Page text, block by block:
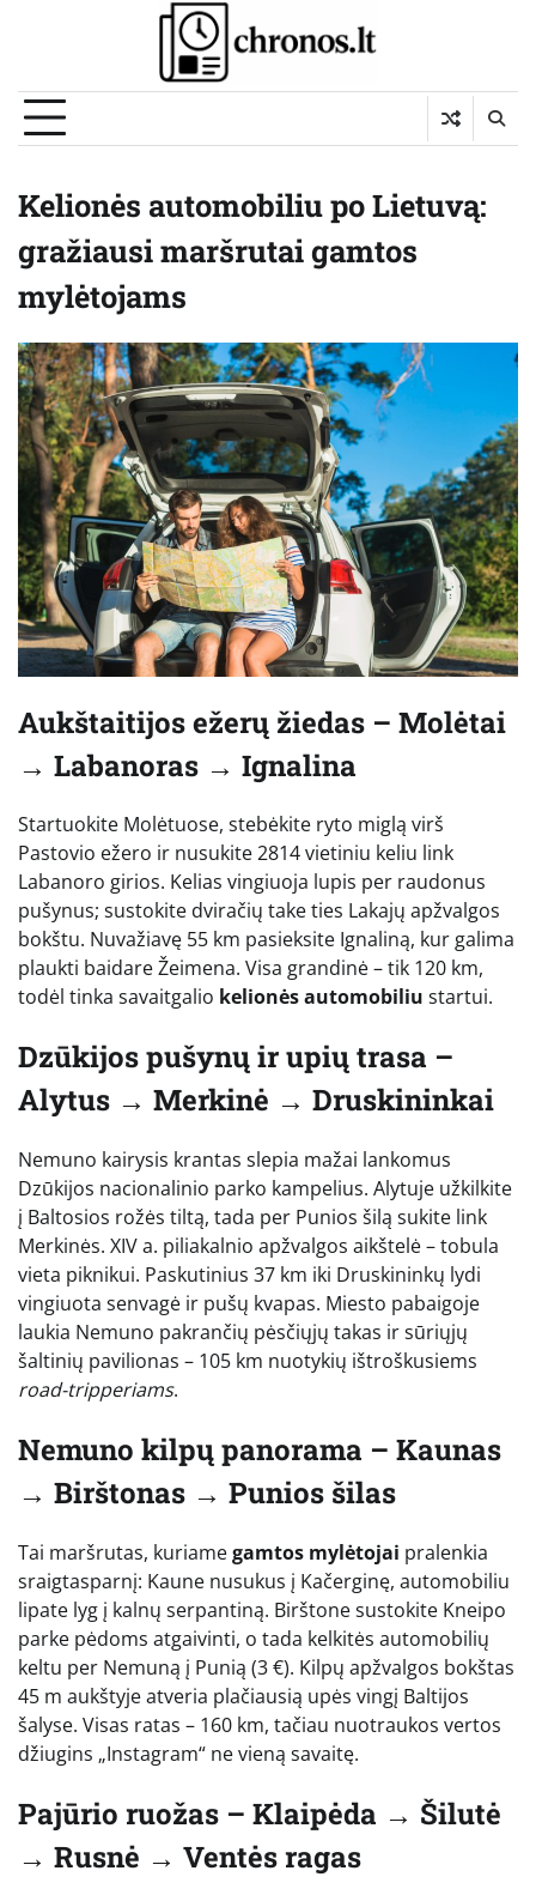
Kelionės automobiliu po Lietuvą:
gražiausi maršrutai gamtos
mylėtojams
Aukštaitijos ežerų žiedas – Molėtai
→ Labanoras → Ignalina
Startuokite Molėtuose, stebėkite ryto miglą virš
Pastovio ežero ir nusukite 2814 vietiniu keliu link
Labanoro girios. Kelias vingiuoja lupis per raudonus
pušynus; sustokite dviračių take ties Lakajų apžvalgos
bokštu. Nuvažiavę 55 km pasieksite Ignaliną, kur galima
plaukti baidare Žeimena. Visa grandinė – tik 120 km,
todėl tinka savaitgalio kelionės automobiliu startui.
Dzūkijos pušynų ir upių trasa –
Alytus → Merkinė → Druskininkai
Nemuno kairysis krantas slepia mažai lankomus
Dzūkijos nacionalinio parko kampelius. Alytuje užkilkite
į Baltosios rožės tiltą, tada per Punios šilą sukite link
Merkinės. XIV a. piliakalnio apžvalgos aikštelė – tobula
vieta piknikui. Paskutinius 37 km iki Druskininkų lydi
vingiuota senvagė ir pušų kvapas. Miesto pabaigoje
laukia Nemuno pakrančių pėsčiųjų takas ir sūriųjų
šaltinių pavilionas – 105 km nuotykių ištroškusiems
road-tripperiams.
Nemuno kilpų panorama – Kaunas
→ Birštonas → Punios šilas
Tai maršrutas, kuriamegamtos mylėtojai pralenkia
sraigtasparnį: Kaune nusukus į Kačerginę, automobiliu
lipate lyg į kalnų serpantiną. Birštone sustokite Kneipo
parke pėdoms atgaivinti, o tada kelkitės automobilių
keltu per Nemuną į Punią (3 €). Kilpų apžvalgos bokštas
45 m aukštyje atveria plačiausią upės vingį Baltijos
šalyse. Visas ratas – 160 km, tačiau nuotraukos vertos
džiugins „Instagram“ ne vieną savaitę.
Pajūrio ruožas – Klaipėda → Šilutė
→ Rusnė → Ventės ragas